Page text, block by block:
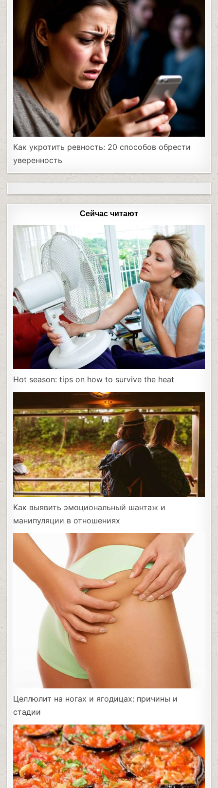
Как укротить ревность: 20 способов обрести
уверенность
Сейчас читают
Hot season: tips on how to survive the heat
Как выявить эмоциональный шантаж и
манипуляции в отношениях
Целлюлит на ногах и ягодицах: причины и
стадии